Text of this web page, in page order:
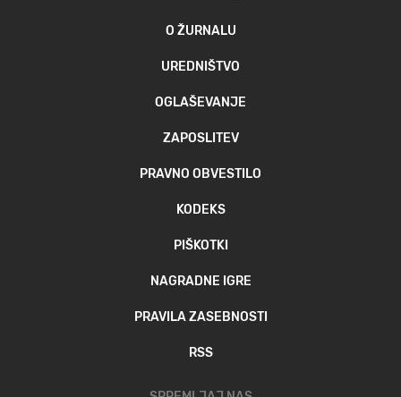
O ŽURNALU
UREDNIŠTVO
OGLAŠEVANJE
ZAPOSLITEV
PRAVNO OBVESTILO
KODEKS
PIŠKOTKI
NAGRADNE IGRE
PRAVILA ZASEBNOSTI
RSS